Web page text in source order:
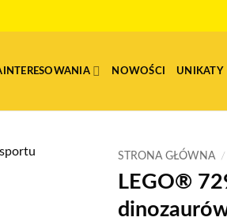
NOWOŚCI UNIKATY
STRONA GŁÓWNA /
LEGO®